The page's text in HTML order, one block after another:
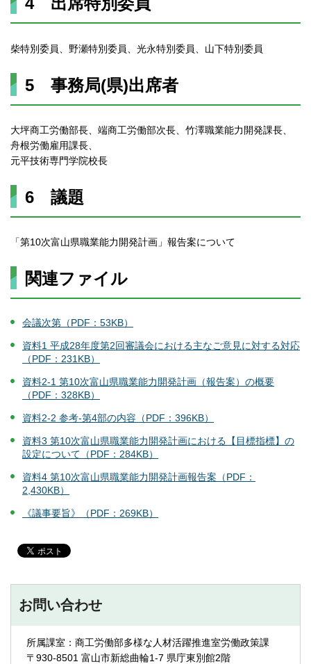
柴特別委員、野瀬特別委員、光永特別委員、山下特別委員
5 事務局(県)出席者
大坪商工労働部長、端商工労働部次長、竹澤職業能力開発課長、
舟根労働雇用課長、
元平技術専門学院校長
6 議題
「第10次富山県職業能力開発計画」報告案について
関連ファイル
会議次第（PDF：53KB）
資料1 平成28年度第2回審議会における主なご意見に対する対応
（PDF：231KB）
資料2-1 第10次富山県職業能力開発計画（報告案）の概要
（PDF：328KB）
資料2-2 参考-第4部の内容（PDF：396KB）
資料3 第10次富山県職業能力開発計画における【目標指標】の
設定について（PDF：284KB）
資料4 第10次富山県職業能力開発計画報告案（PDF：
2,430KB）
《議事要旨》（PDF：269KB）
お問い合わせ
所属課室：商工労働部多様な人材活躍推進室労働政策課
〒930-8501 富山市新総曲輪1-7 県庁東別館2階